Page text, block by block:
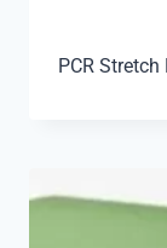
PCR Stretch